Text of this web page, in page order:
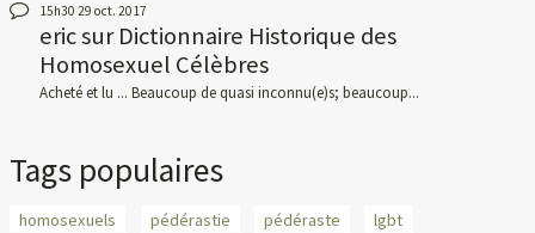
15h30 29 oct. 2017
ericsurDictionnaire Historique des
Homosexuel Célèbres
Acheté et lu ... Beaucoup de quasi inconnu(e)s; beaucoup...
Tags populaires
homosexuels pédérastie pédéraste
lgbt